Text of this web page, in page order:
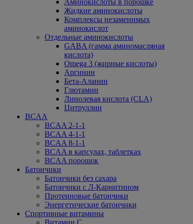
Аминокислоты в порошке
Жидкие аминокислоты
Комплексы незаменимых
аминокислот
Отдельные аминокислоты
GABA (гамма аминомасляная
кислота)
Omega 3 (жирные кислоты)
Аргинин
Бета-Аланин
Глютамин
Линолевая кислота (CLA)
Цитруллин
BCAA
BCAA 2-1-1
BCAA 4-1-1
BCAA 8-1-1
BCAA в капсулах, таблетках
BCAA порошок
Батончики
Батончики без сахара
Батончики с Л-Карнитином
Протеиновые батончики
Энергетические батончики
Спортивные витамины
Витамин С